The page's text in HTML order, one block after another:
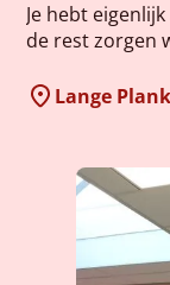
Je hebt
de rest zorgen
Lange